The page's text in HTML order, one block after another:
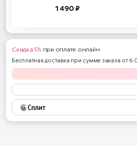
1 490 ₽
Скидка 5% при оплате онлайн
Бесплатная доставка при сумме заказа от 6